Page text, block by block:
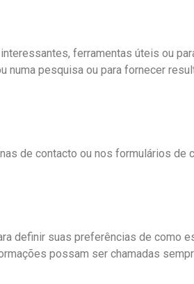
ferramentas úteis ou
pesquisa ou para fornecer
de contacto ou nos formulários
definir suas preferências de como
possam ser chamadas